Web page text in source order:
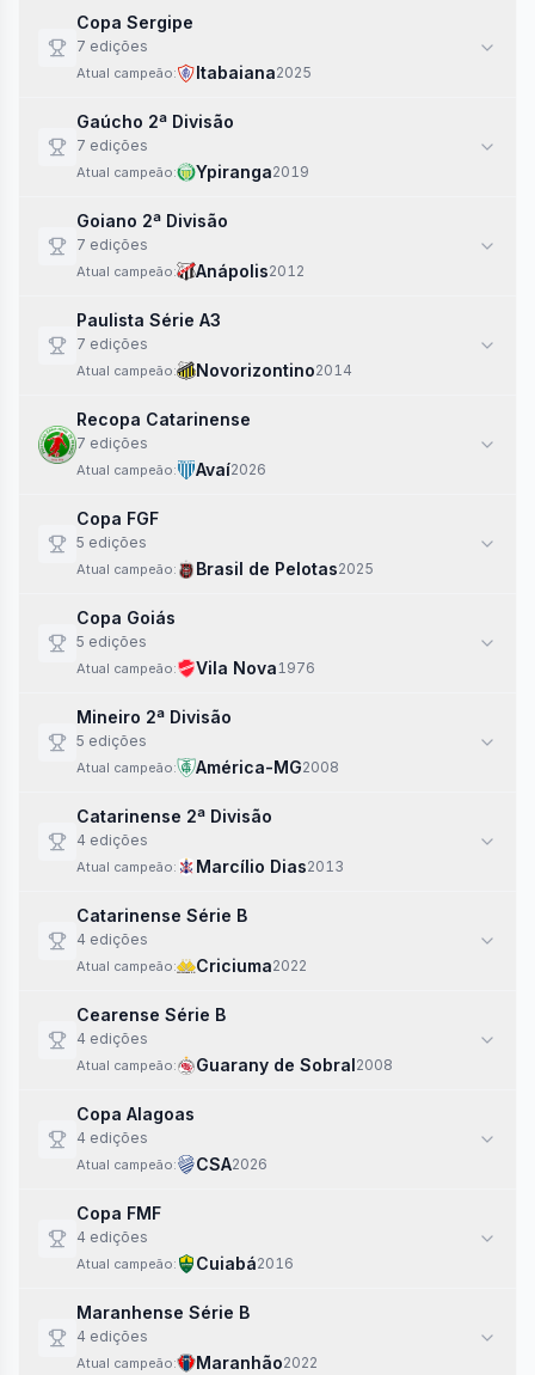
Copa Sergipe
7 edições
Atual campeão: Itabaiana2025
Gaúcho 2ª Divisão
7 edições
Atual campeão: Ypiranga2019
Goiano 2ª Divisão
7 edições
Atual campeão: Anápolis2012
Paulista Série A3
7 edições
Atual campeão: Novorizontino2014
Recopa Catarinense
7 edições
Atual campeão: Avaí2026
Copa FGF
5 edições
Atual campeão: Brasil de Pelotas2025
Copa Goiás
5 edições
Atual campeão: Vila Nova1976
Mineiro 2ª Divisão
5 edições
Atual campeão: América-MG2008
Catarinense 2ª Divisão
4 edições
Atual campeão: Marcílio Dias2013
Catarinense Série B
4 edições
Atual campeão: Criciuma2022
Cearense Série B
4 edições
Atual campeão: Guarany de Sobral2008
Copa Alagoas
4 edições
Atual campeão: CSA2026
Copa FMF
4 edições
Atual campeão: Cuiabá2016
Maranhense Série B
4 edições
Atual campeão: Maranhão2022